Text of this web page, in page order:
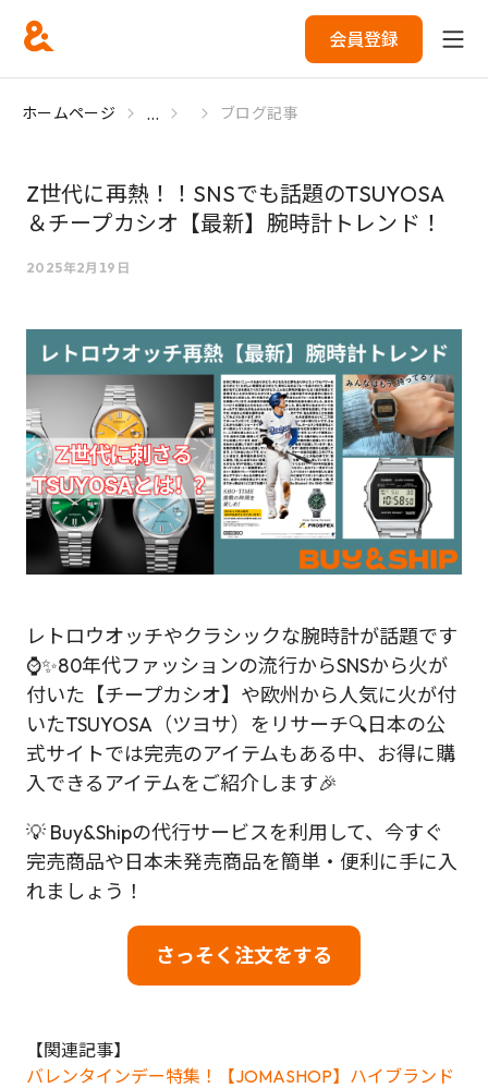
会員登録
ホームページ ... ブログ記事
Z世代に再熱！！SNSでも話題のTSUYOSA
＆チープカシオ【最新】腕時計トレンド！
2025年2月19日
レトロウオッチやクラシックな腕時計が話題です
⌚✨80年代ファッションの流行からSNSから火が
付いた【チープカシオ】や欧州から人気に火が付
いたTSUYOSA（ツヨサ）をリサーチ🔍日本の公
式サイトでは完売のアイテムもある中、お得に購
入できるアイテムをご紹介します🎉
💡 Buy&Shipの代行サービスを利用して、今すぐ
完売商品や日本未発売商品を簡単・便利に手に入
れましょう！
さっそく注文をする
【関連記事】
バレンタインデー特集！【JOMASHOP】ハイブランド